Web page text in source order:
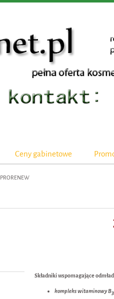
Ceny gabinetowe
PRORENEW
Składniki wspomagające
kompleks witaminowy B3